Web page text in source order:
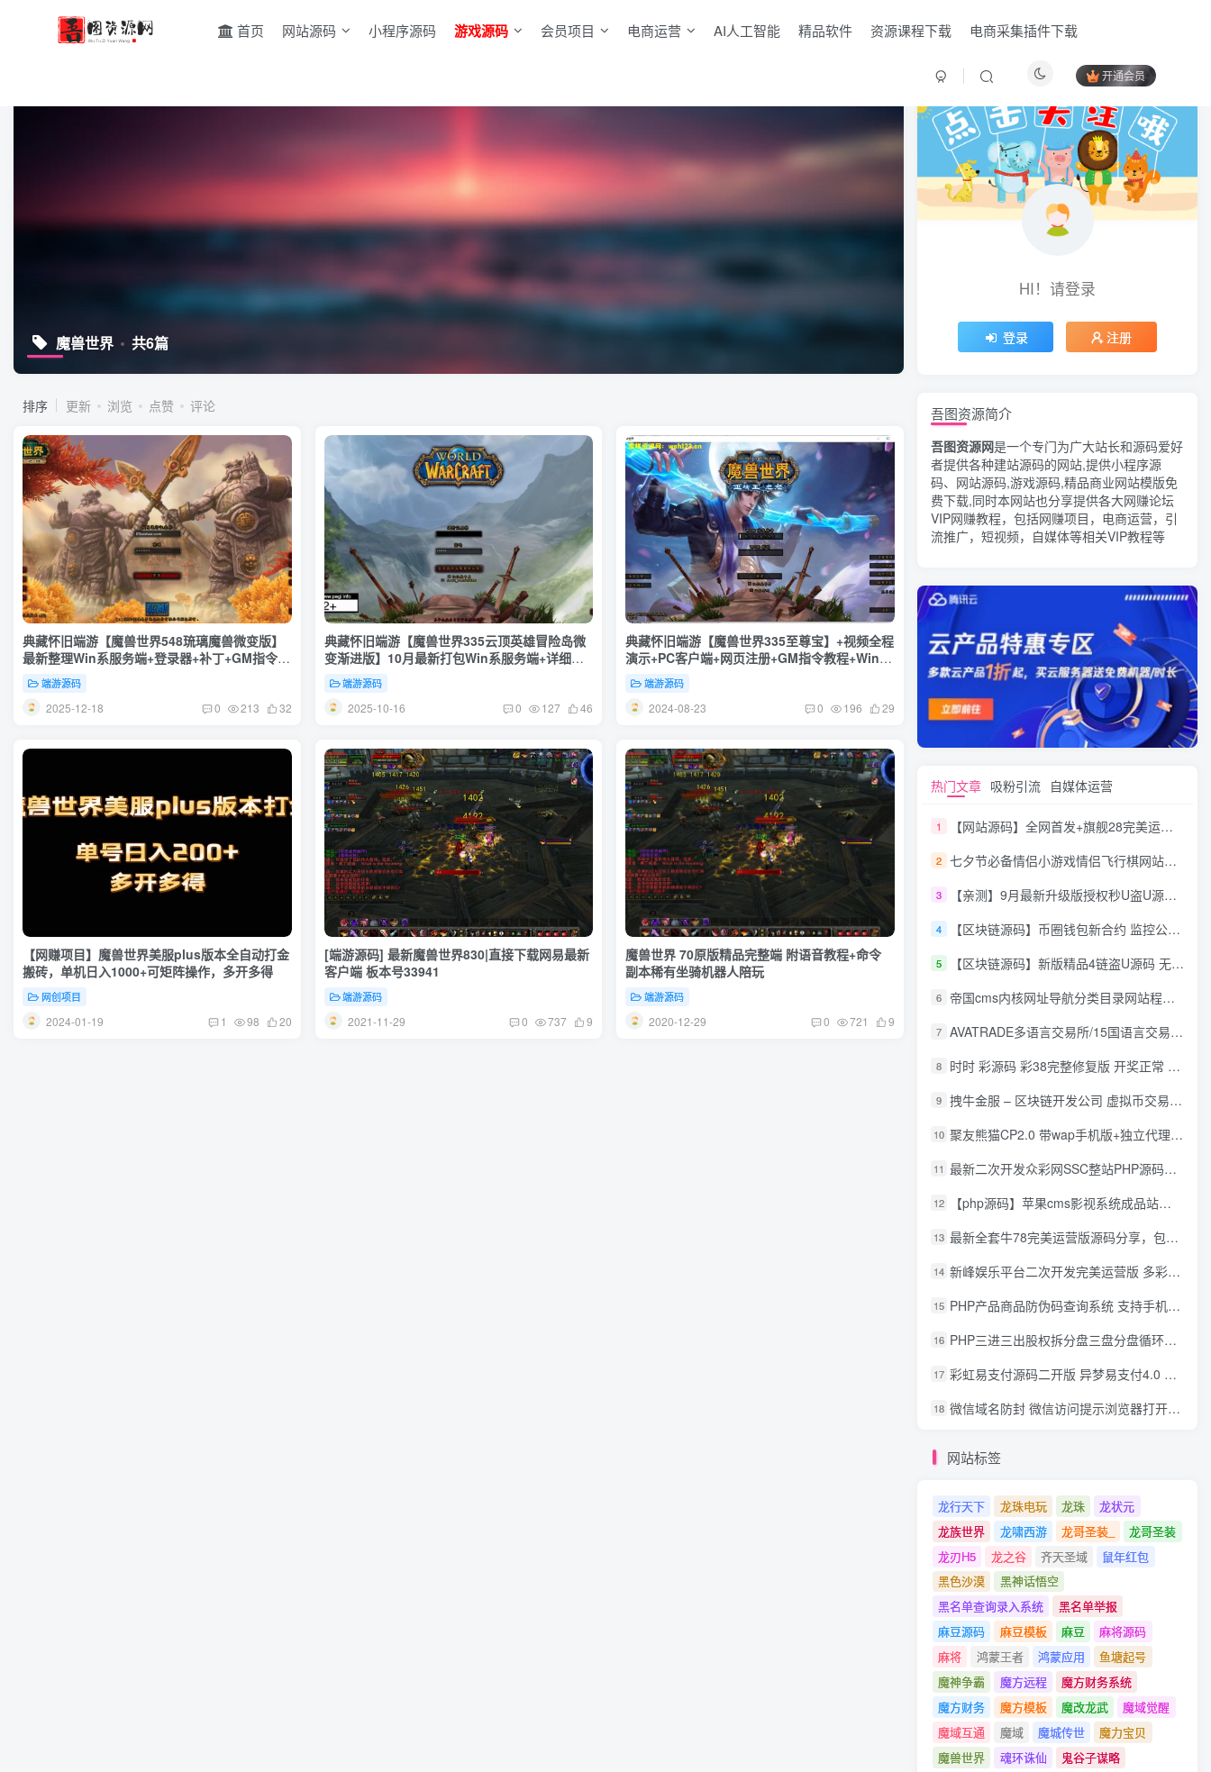
首页 网站源码 小程序源码 游戏源码 会员项目 电商运营 AI人工智能 精品软件 资源课程下载 电商采集插件下载
开通会员
魔兽世界 共6篇
排序 更新 浏览 点赞 评论
典藏怀旧端游【魔兽世界548琉璃魔兽微变版】
最新整理Win系服务端+登录器+补丁+GM指令教
程+详细搭建教程
端游源码
2025-12-18 0 213 32
典藏怀旧端游【魔兽世界335云顶英雄冒险岛微
变渐进版】10月最新打包Win系服务端+详细搭
建教程+GM指令教程+登录器+补丁
端游源码
2025-10-16 0 127 46
典藏怀旧端游【魔兽世界335至尊宝】+视频全程
演示+PC客户端+网页注册+GM指令教程+Win一
键服务端+详细搭建教程
端游源码
2024-08-23 0 196 29
【网赚项目】魔兽世界美服plus版本全自动打金
搬砖，单机日入1000+可矩阵操作，多开多得
网创项目
2024-01-19 1 98 20
[端游源码] 最新魔兽世界830|直接下载网易最新
客户端 板本号33941
端游源码
2021-11-29 0 737 9
魔兽世界 70原版精品完整端 附语音教程+命令
副本稀有坐骑机器人陪玩
端游源码
2020-12-29 0 721 9
HI！请登录
登录 注册
HI！请登录
登录 注册
吾图资源简介
吾图资源网是一个专门为广大站长和源码爱好
者提供各种建站源码的网站,提供小程序源
码、网站源码,游戏源码,精品商业网站模版免
费下载,同时本网站也分享提供各大网赚论坛
VIP网赚教程，包括网赚项目，电商运营，引
流推广，短视频，自媒体等相关VIP教程等
热门文章 吸粉引流 自媒体运营
1 【网站源码】全网首发+旗舰28完美运营Java版高仿28圈+彩种丰富+机器人+眯牌
2 七夕节必备情侣小游戏情侣飞行棋网站源码
3 【亲测】9月最新升级版授权秒U盗U源码/四链盗U源码/自带提币接口
4 【区块链源码】币圈钱包新合约 监控公链转账地址 尾数模拟转账数据生成 0 U攻击带安装说明
5 【区块链源码】新版精品4链盗U源码 无限开代理模式 后台 代理数据可看 包含搭建教程
6 帝国cms内核网址导航分类目录网站程序源码
7 AVATRADE多语言交易所/15国语言交易所/合约交易/期权交易/币币交易/申购/矿机/风控/前端wap/pc纯源码/带搭建教程
8 时时 彩源码 彩38完整修复版 开奖正常 带手机wap
9 拽牛金服 – 区块链开发公司 虚拟币交易系统 虚拟币交易平台开发 虚拟币ico众
10 聚友熊猫CP2.0 带wap手机版+独立代理后台+整站打包全开源
11 最新二次开发众彩网SSC整站PHP源码+WAP手机版+KJ采集器+集成云端在线充值
12 【php源码】苹果cms影视系统成品站打包+电影先生6.1.1模板优化版+15W+数据
13 最新全套牛78完美运营版源码分享，包含了资源组件+脚本程序
14 新峰娱乐平台二次开发完美运营版 多彩种多玩法 代理分红+积分兑换
15 PHP产品商品防伪码查询系统 支持手机防假验证网站建设 防伪码自动生成 批量导入
16 PHP三进三出股权拆分盘三盘分盘循环拆分系统源码
17 彩虹易支付源码二开版 异梦易支付4.0 可对接官方/易支付/码支付 去除后门 美化用户中心
18 微信域名防封 微信访问提示浏览器打开 非微信访问直接打开预防域名被封域名被封包换服务
网站标签
龙行天下 龙珠电玩 龙珠
龙状元
龙族世界
龙啸西游 龙哥圣装_
龙哥圣装
龙刃H5
龙之谷 齐天圣域
鼠年红包
黑色沙漠
黑神话悟空
黑名单查询录入系统
黑名单举报
麻豆源码
麻豆模板 麻豆
麻将源码
麻将
鸿蒙王者 鸿蒙应用
鱼塘起号
魔神争霸
魔方远程
魔方财务系统
魔方财务
魔方模板 魔改龙武
魔域觉醒
魔域互通
魔域 魔城传世
魔力宝贝
魔兽世界
魂环诛仙
鬼谷子谋略